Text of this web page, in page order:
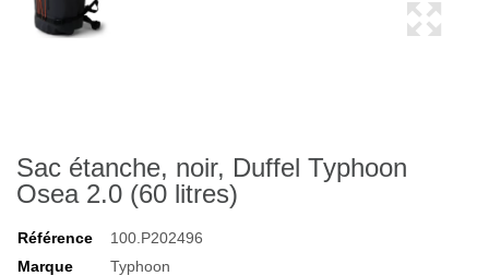
Sac étanche, noir, Duffel Typhoon
Osea 2.0 (60 litres)
Référence
100.P202496
Marque
Typhoon